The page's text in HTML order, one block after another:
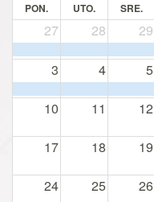
PON. UTO. SRE.
27 28 29
3 4 5
10 11 12
17 18 19
24 25 26